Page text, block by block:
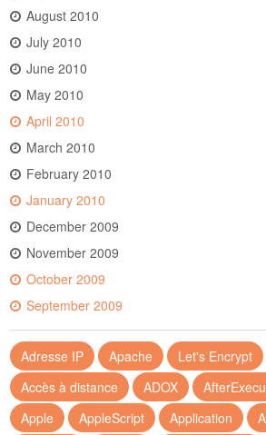
August 2010
July 2010
June 2010
May 2010
April 2010
March 2010
February 2010
January 2010
December 2009
November 2009
October 2009
September 2009
Adresse IP Apache Let's Encrypt
Accès à distance
ADOX
Apple
AppleScript Application